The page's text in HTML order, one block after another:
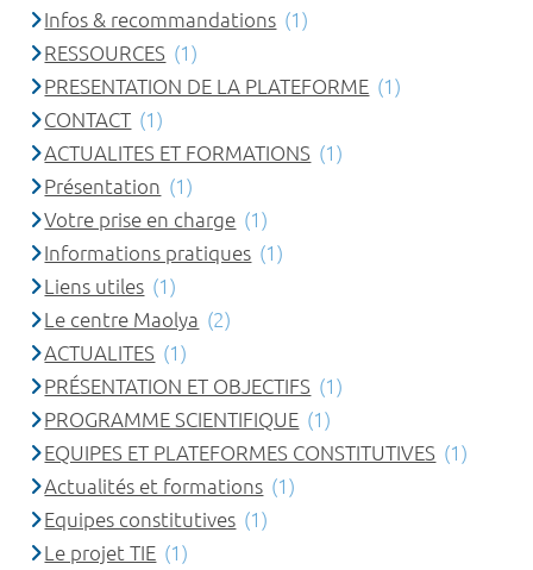
Infos & recommandations (1)
RESSOURCES (1)
PRESENTATION DE LA PLATEFORME (1)
CONTACT (1)
ACTUALITES ET FORMATIONS (1)
Présentation (1)
Votre prise en charge (1)
Informations pratiques (1)
Liens utiles (1)
Le centre Maolya (2)
ACTUALITES (1)
PRÉSENTATION ET OBJECTIFS (1)
PROGRAMME SCIENTIFIQUE (1)
EQUIPES ET PLATEFORMES CONSTITUTIVES (1)
Actualités et formations (1)
Equipes constitutives (1)
Le projet TIE (1)